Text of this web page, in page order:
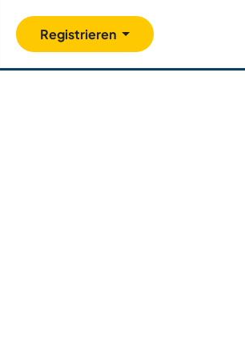
Registrieren
Gutes tun